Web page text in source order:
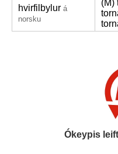
hvirfilbylur á
norsku
(M)
Ókeypis